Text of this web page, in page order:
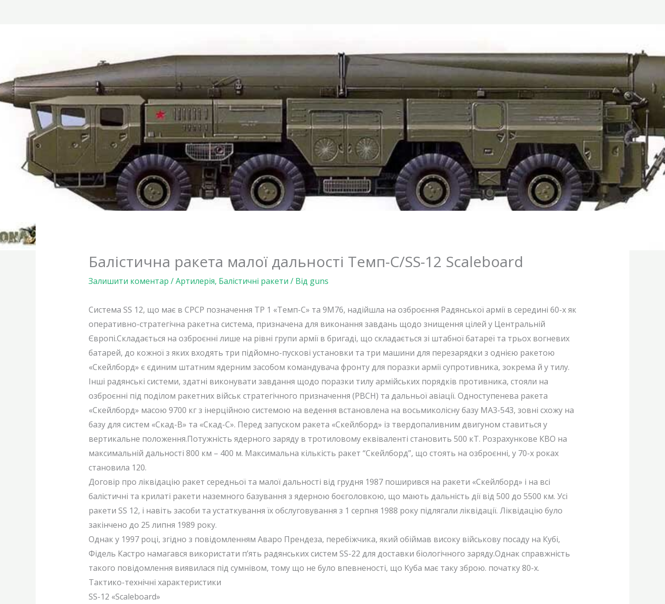
Балістична ракета малої дальності Темп-С/SS-12 Scaleboard
Залишити коментар /Артилерія, Балістичні ракети / Від guns
Система SS 12, що має в СРСР позначення TP 1 «Темп-С» та 9М76, надійшла на озброєння Радянської армії в середині 60-х як
оперативно-стратегічна ракетна система, призначена для виконання завдань щодо знищення цілей у Центральній
Європі.Складається на озброєнні лише на рівні групи армії в бригаді, що складається зі штабної батареї та трьох вогневих
батарей, до кожної з яких входять три підйомно-пускові установки та три машини для перезарядки з однією ракетою
«Скейлборд» є єдиним штатним ядерним засобом командувача фронту для поразки армії супротивника, зокрема й у тилу.
Інші радянські системи, здатні виконувати завдання щодо поразки тилу армійських порядків противника, стояли на
озброєнні під поділом ракетних військ стратегічного призначення (РВСН) та дальньої авіації. Одноступенева ракета
«Скейлборд» масою 9700 кг з інерційною системою на ведення встановлена ​​на восьмиколісну базу MA3-543, зовні схожу на
базу для систем «Скад-В» та «Скад-С». Перед запуском ракета «Скейлборд» із твердопаливним двигуном ставиться у
вертикальне положення.Потужність ядерного заряду в тротиловому еквіваленті становить 500 кТ. Розрахункове КВО на
максимальній дальності 800 км – 400 м. Максимальна кількість ракет “Скейлборд”, що стоять на озброєнні, у 70-х роках
становила 120.
Договір про ліквідацію ракет середньої та малої дальності від грудня 1987 поширився на ракети «Скейлборд» і на всі
балістичні та крилаті ракети наземного базування з ядерною боєголовкою, що мають дальність дії від 500 до 5500 км. Усі
ракети SS 12, і навіть засоби та устаткування їх обслуговування з 1 серпня 1988 року підлягали ліквідації. Ліквідацію було
закінчено до 25 липня 1989 року.
Однак у 1997 році, згідно з повідомленням Аваро Прендеза, перебіжчика, який обіймав високу військову посаду на Кубі,
Фідель Кастро намагався використати п’ять радянських систем SS-22 для доставки біологічного заряду.Однак справжність
такого повідомлення виявилася під сумнівом, тому що не було впевненості, що Куба має таку зброю. початку 80-х.
Тактико-технічні характеристики
SS-12 «Scaleboard»